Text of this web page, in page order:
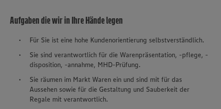
Aufgaben die wir in Ihre Hände legen
Für Sie ist eine hohe Kundenorientierung selbstverständlich.
Sie sind verantwortlich für die Warenpräsentation, -pflege, -
disposition, -annahme, MHD-Prüfung.
Sie räumen im Markt Waren ein und sind mit für das
Aussehen sowie für die Gestaltung und Sauberkeit der
Regale mit verantwortlich.